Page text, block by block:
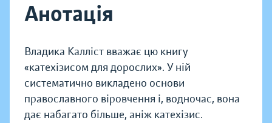
Анотація
Владика Калліст вважає цю книгу
«катехізисом для дорослих». У ній
систематично викладено основи
православного віровчення і, водночас, вона
дає набагато більше, аніж катехізис.